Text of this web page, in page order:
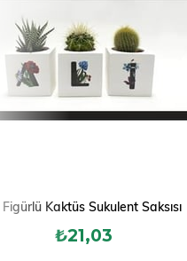
Kaktüs Sukulent Saksısı
₺21,03